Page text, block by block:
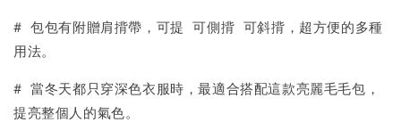
# 包包有附贈肩揹帶，可提 可側揹 可斜揹，超方便的多種
用法。
# 當冬天都只穿深色衣服時，最適合搭配這款亮麗毛毛包，
提亮整個人的氣色。